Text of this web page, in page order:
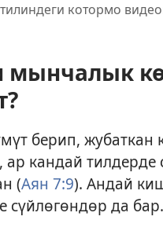
котормо
мынчалык
берип, жубаткан
ар кандай
(Аян 7:9). Андай
сүйлөгөндөр да бар.